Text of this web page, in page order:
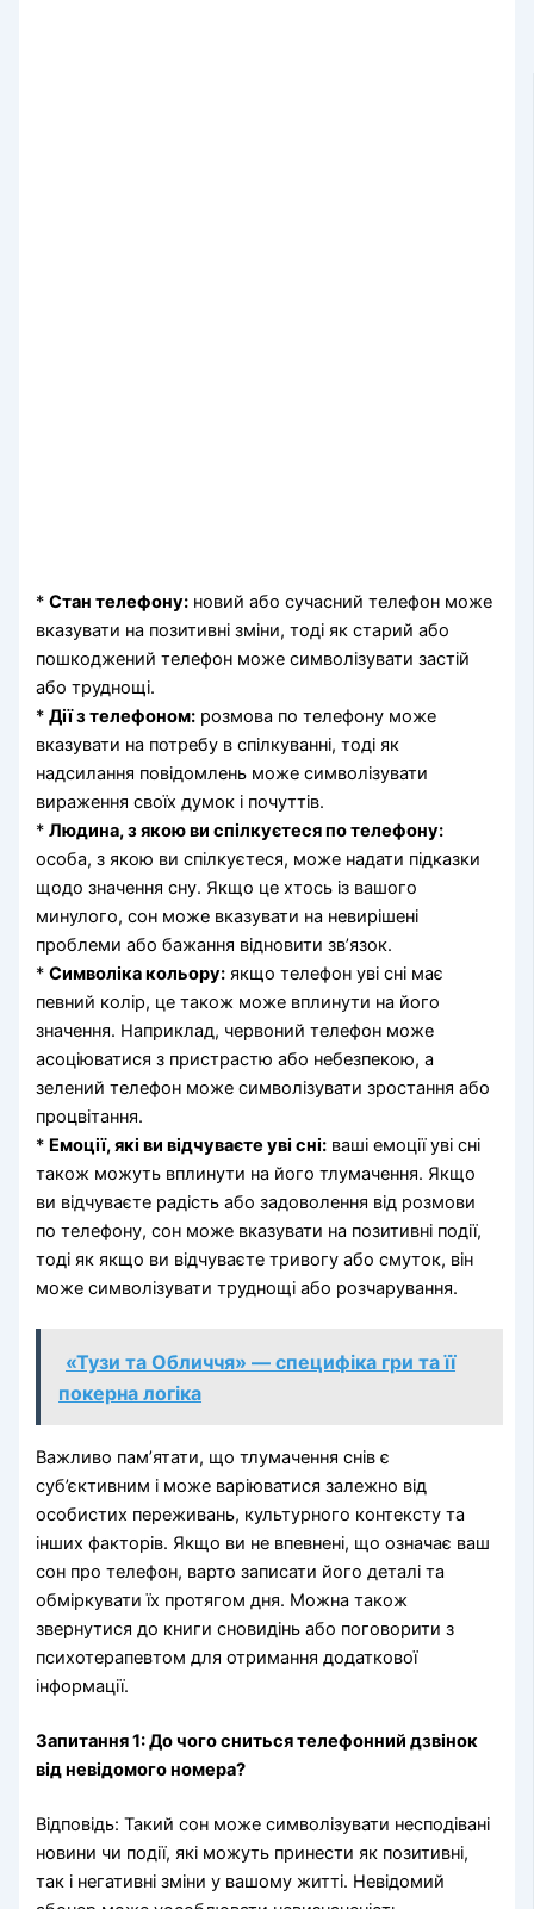
*Стан телефону: новий або сучасний телефон може
вказувати на позитивні зміни, тоді як старий або
пошкоджений телефон може символізувати застій
або труднощі.
*Дії з телефоном: розмова по телефону може
вказувати на потребу в спілкуванні, тоді як
надсилання повідомлень може символізувати
вираження своїх думок і почуттів.
*Людина, з якою ви спілкуєтеся по телефону:
особа, з якою ви спілкуєтеся, може надати підказки
щодо значення сну. Якщо це хтось із вашого
минулого, сон може вказувати на невирішені
проблеми або бажання відновити зв’язок.
*Символіка кольору: якщо телефон уві сні має
певний колір, це також може вплинути на його
значення. Наприклад, червоний телефон може
асоціюватися з пристрастю або небезпекою, а
зелений телефон може символізувати зростання або
процвітання.
* Емоції, які ви відчуваєте уві сні: ваші емоції уві сні
також можуть вплинути на його тлумачення. Якщо
ви відчуваєте радість або задоволення від розмови
по телефону, сон може вказувати на позитивні події,
тоді як якщо ви відчуваєте тривогу або смуток, він
може символізувати труднощі або розчарування.
«Тузи та Обличчя» — специфіка гри та її
покерна логіка
Важливо пам’ятати, що тлумачення снів є
суб’єктивним і може варіюватися залежно від
особистих переживань, культурного контексту та
інших факторів. Якщо ви не впевнені, що означає ваш
сон про телефон, варто записати його деталі та
обміркувати їх протягом дня. Можна також
звернутися до книги сновидінь або поговорити з
психотерапевтом для отримання додаткової
інформації.
Запитання 1: До чого сниться телефонний дзвінок
від невідомого номера?
Відповідь: Такий сон може символізувати несподівані
новини чи події, які можуть принести як позитивні,
так і негативні зміни у вашому житті. Невідомий